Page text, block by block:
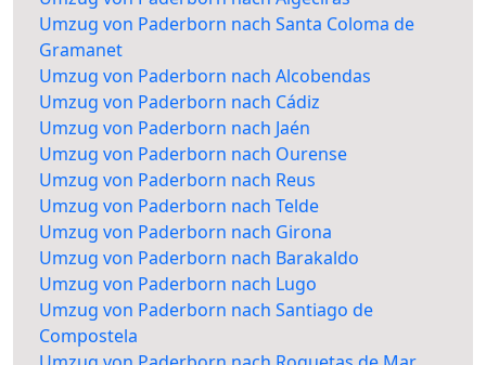
Umzug von Paderborn nach Santa Coloma de
Gramanet
Umzug von Paderborn nach Alcobendas
Umzug von Paderborn nach Cádiz
Umzug von Paderborn nach Jaén
Umzug von Paderborn nach Ourense
Umzug von Paderborn nach Reus
Umzug von Paderborn nach Telde
Umzug von Paderborn nach Girona
Umzug von Paderborn nach Barakaldo
Umzug von Paderborn nach Lugo
Umzug von Paderborn nach Santiago de
Compostela